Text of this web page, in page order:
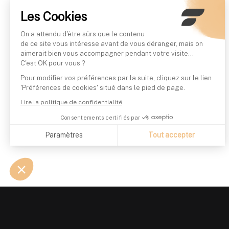
Les Cookies
On a attendu d'être sûrs que le contenu
de ce site vous intéresse avant de vous déranger, mais on
aimerait bien vous accompagner pendant votre visite...
C'est OK pour vous ?
Pour modifier vos préférences par la suite, cliquez sur le lien
'Préférences de cookies' situé dans le pied de page.
Lire la politique de confidentialité
Consentements certifiés par
Paramètres Tout accepter
Notre plateforme vous permet d'adapter et de gérer vos